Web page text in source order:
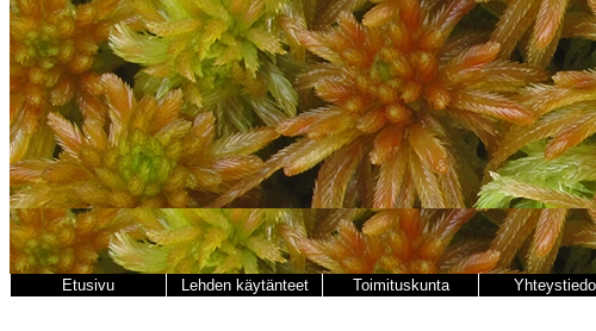
Etusivu Lehden käytänteet Toimituskunta